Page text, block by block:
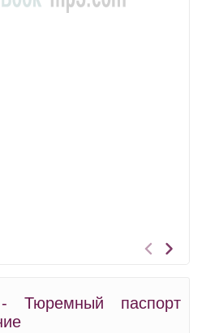
Тюремный паспорт